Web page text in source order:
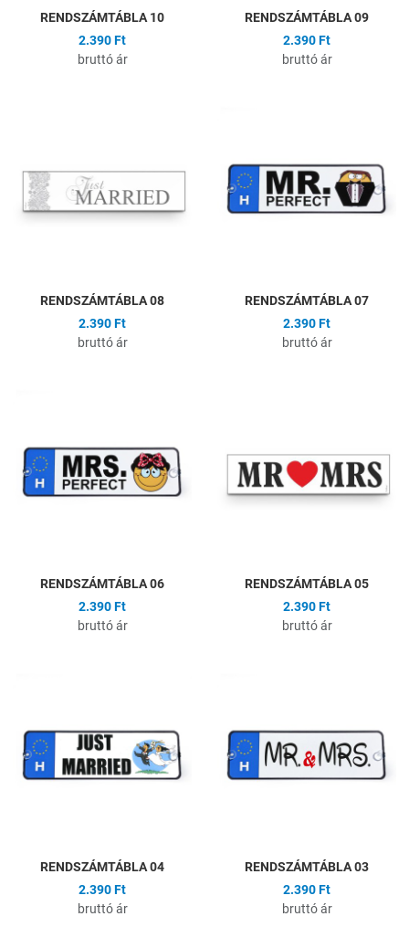
RENDSZÁMTÁBLA 10
2.390 Ft
bruttó ár
RENDSZÁMTÁBLA 09
2.390 Ft
bruttó ár
Gyors nézet
RENDSZÁMTÁBLA 08
2.390 Ft
bruttó ár
RENDSZÁMTÁBLA 07
2.390 Ft
bruttó ár
Gyors nézet
RENDSZÁMTÁBLA 06
2.390 Ft
bruttó ár
RENDSZÁMTÁBLA 05
2.390 Ft
bruttó ár
Gyors nézet
RENDSZÁMTÁBLA 04
2.390 Ft
bruttó ár
RENDSZÁMTÁBLA 03
2.390 Ft
bruttó ár